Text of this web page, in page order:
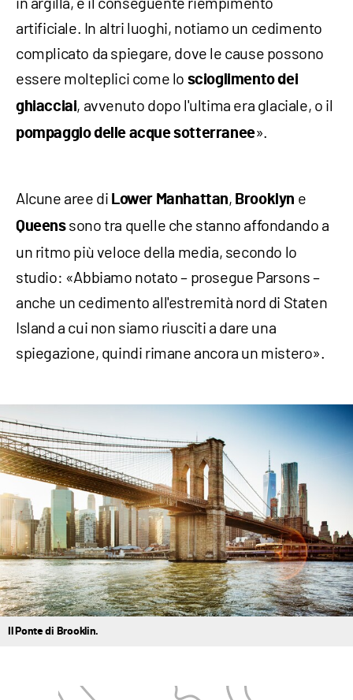
artificiale. In altri luoghi, notiamo un cedimento
complicato da spiegare, dove le cause possono
essere molteplici come lo scioglimento dei
ghiacciai, avvenuto dopo l'ultima era glaciale, o il
pompaggio delle acque sotterranee».
Alcune aree di Lower Manhattan, Brooklyn e
Queenssono tra quelle che stanno affondando a
un ritmo più veloce della media, secondo lo
studio: «Abbiamo notato – prosegue Parsons –
anche un cedimento all'estremità nord di Staten
Island a cui non siamo riusciti a dare una
spiegazione, quindi rimane ancora un mistero».
Il Ponte di Brooklin.